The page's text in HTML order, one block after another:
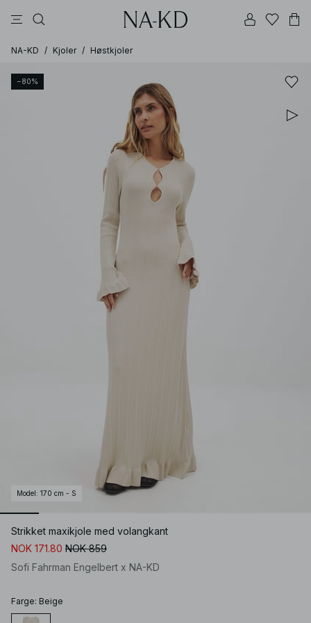
NA-KD / Kjoler / Høstkjoler
−80%
Model : 170 cm - S
Strikket maxikjole med volangkant
NOK 171.80 NOK 859
Sofi Fahrman Engelbert x NA-KD
Farge: Beige